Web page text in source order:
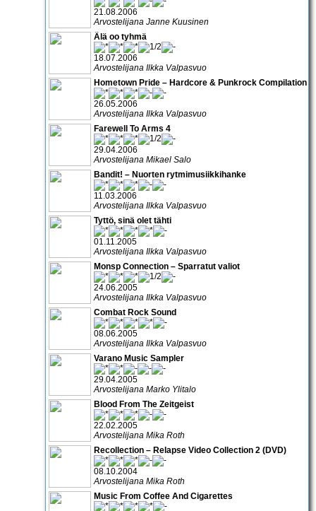
21.08.2006
Arvostelijana Janne Kuusinen
Älä oo tyhmä
18.07.2006
Arvostelijana Ilkka Valpasvuo
Hometown Pride – Hardcore & Punkrock Compilation
26.05.2006
Arvostelijana Ilkka Valpasvuo
Farewell To Arms 4
29.04.2006
Arvostelijana Mikael Salo
Bandit! – Nuorten rytmimusiikkihanke
11.03.2006
Arvostelijana Ilkka Valpasvuo
Tyttö, sinä olet tähti
01.11.2005
Arvostelijana Ilkka Valpasvuo
Monsp Connection – Sparratut valiot
24.06.2005
Arvostelijana Ilkka Valpasvuo
Combat Rock Sound
08.06.2005
Arvostelijana Ilkka Valpasvuo
Varano Music Sampler
29.04.2005
Arvostelijana Marko Ylitalo
Blood From The Zeitgeist
22.02.2005
Arvostelijana Mika Roth
Recollection – Relapse Video Collection 2 (DVD)
08.10.2004
Arvostelijana Mika Roth
Music From Coffee And Cigarettes